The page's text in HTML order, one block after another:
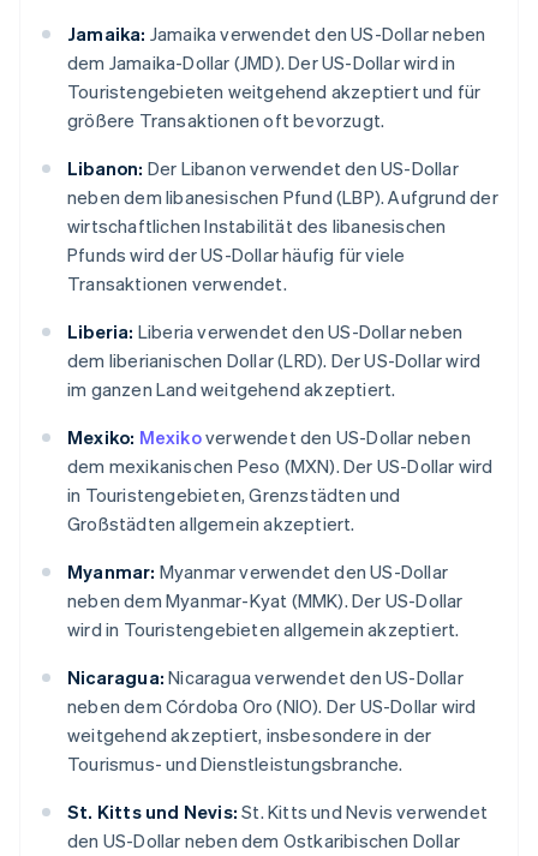
Jamaika: Jamaika verwendet den US-Dollar neben
dem Jamaika-Dollar (JMD). Der US-Dollar wird in
Touristengebieten weitgehend akzeptiert und für
größere Transaktionen oft bevorzugt.
Libanon: Der Libanon verwendet den US-Dollar
neben dem libanesischen Pfund (LBP). Aufgrund der
wirtschaftlichen Instabilität des libanesischen
Pfunds wird der US-Dollar häufig für viele
Transaktionen verwendet.
Liberia: Liberia verwendet den US-Dollar neben
dem liberianischen Dollar (LRD). Der US-Dollar wird
im ganzen Land weitgehend akzeptiert.
Mexiko: Mexikoverwendet den US-Dollar neben
dem mexikanischen Peso (MXN). Der US-Dollar wird
in Touristengebieten, Grenzstädten und
Großstädten allgemein akzeptiert.
Myanmar: Myanmar verwendet den US-Dollar
neben dem Myanmar-Kyat (MMK). Der US-Dollar
wird in Touristengebieten allgemein akzeptiert.
Nicaragua: Nicaragua verwendet den US-Dollar
neben dem Córdoba Oro (NIO). Der US-Dollar wird
weitgehend akzeptiert, insbesondere in der
Tourismus- und Dienstleistungsbranche.
St. Kitts und Nevis: St. Kitts und Nevis verwendet
den US-Dollar neben dem Ostkaribischen Dollar